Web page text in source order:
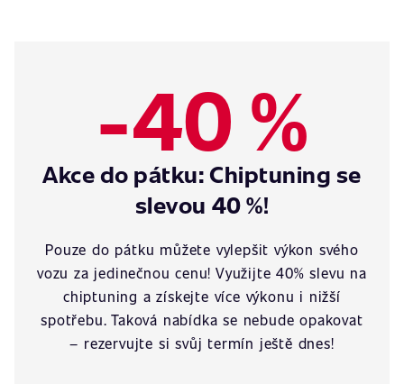
-40 %
Akce do pátku: Chiptuning se
slevou 40 %!
Pouze do pátku můžete vylepšit výkon svého
vozu za jedinečnou cenu! Využijte 40% slevu na
chiptuning a získejte více výkonu i nižší
spotřebu. Taková nabídka se nebude opakovat
– rezervujte si svůj termín ještě dnes!